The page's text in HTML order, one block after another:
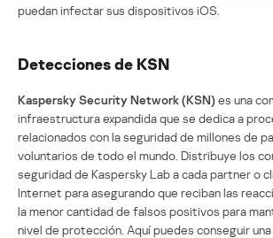
puedan infectar sus dispositivos iOS.
Detecciones de KSN
Kaspersky Security Network (KSN)es una
infraestructura expandida que se dedica a
relacionados con la seguridad de millones de
voluntarios de todo el mundo. Distribuye los
seguridad de Kaspersky Lab a cada partner o
Internet para asegurando que reciban las
la menor cantidad de falsos positivos para
nivel de protección. Aquí puedes conseguir